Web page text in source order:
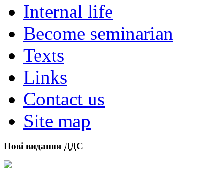
Internal life
Become seminarian
Texts
Links
Contact us
Site map
Нові видання ДДС